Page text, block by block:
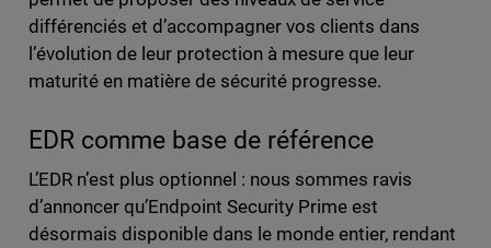
différenciés et d’accompagner vos clients dans
l’évolution de leur protection à mesure que leur
maturité en matière de sécurité progresse.
EDR comme base de référence
L’EDR n’est plus optionnel : nous sommes ravis
d’annoncer qu’Endpoint Security Prime est
désormais disponible dans le monde entier, rendant